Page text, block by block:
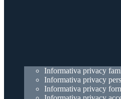
Informativa privacy
Informativa privacy
Informativa privacy